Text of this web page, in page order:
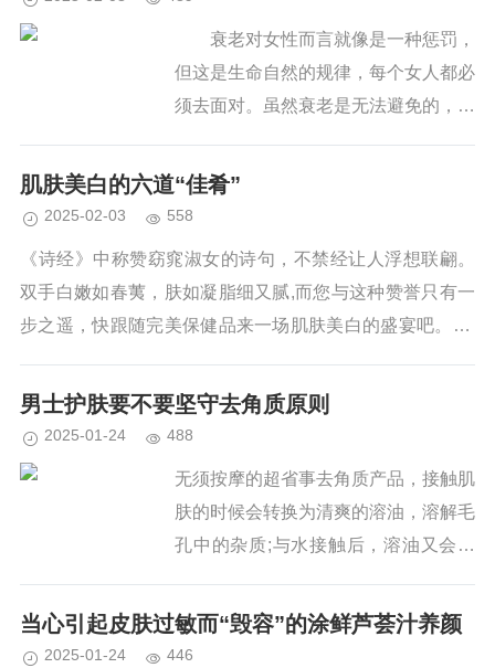
衰老对女性而言就像是一种惩罚，
但这是生命自然的规律，每个女人都必
须去面对。虽然衰老是无法避免的，但
老，平时注重养生的女性，通常都可以
肌肤美白的六道“佳肴”
2025-02-03 558
《诗经》中称赞窈窕淑女的诗句，不禁经让人浮想联翩。
双手白嫩如春荑，肤如凝脂细又腻,而您与这种赞誉只有一
步之遥，快跟随完美保健品来一场肌肤美白的盛宴吧。 多
男士护肤要不要坚守去角质原则
2025-01-24 488
无须按摩的超省事去角质产品，接触肌
肤的时候会转换为清爽的溶油，溶解毛
孔中的杂质;与水接触后，溶油又会形
成，超级省事。 YSL圣罗兰无颗粒
当心引起皮肤过敏而“毁容”的涂鲜芦荟汁养颜
2025-01-24 446